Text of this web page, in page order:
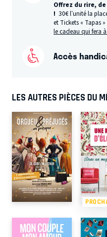
Offrez du rire,
! 30€ l’unité la
et Tickets « Tapas
le cadeau qui fera
Accès
LES AUTRES PIÈCES DU